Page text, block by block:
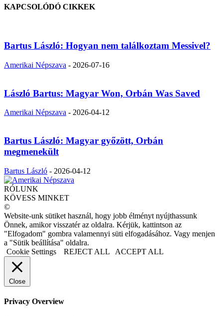
KAPCSOLÓDÓ CIKKEK
Bartus László: Hogyan nem találkoztam Messivel?
Amerikai Népszava - 2026-07-16
László Bartus: Magyar Won, Orbán Was Saved
Amerikai Népszava - 2026-04-12
Bartus László: Magyar győzött, Orbán
megmenekült
Bartus László - 2026-04-12
RÓLUNK
KÖVESS MINKET
©
Website-unk sütiket használ, hogy jobb élményt nyújthassunk
Önnek, amikor visszatér az oldalra. Kérjük, kattintson az
"Elfogadom" gombra valamennyi süti elfogadásához. Vagy menjen
a "Sütik beállítása" oldalra.
Cookie Settings
REJECT ALL ACCEPT ALL
Close
Privacy Overview